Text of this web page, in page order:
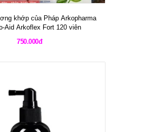
khớp của Pháp Arkopharma
Aid Arkoflex Fort 120 viên
750.000đ